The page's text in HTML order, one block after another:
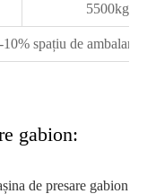
5500kg
spațiu de ambalare
gabion:
de presare gabion